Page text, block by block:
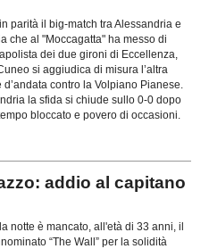
parità il big-match tra Alessandria e
che al "Moccagatta" ha messo di
dei due gironi di Eccellenza,
si aggiudica di misura l’altra
d’andata contro la Volpiano Pianese.
la sfida si chiude sullo 0-0 dopo
bloccato e povero di occasioni.
addio al capitano
notte è mancato, all'età di 33 anni, il
“The Wall” per la solidità